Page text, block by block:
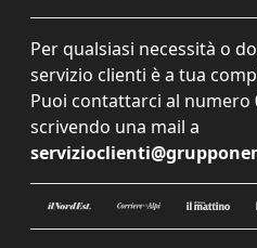
Per qualsiasi necessità o
servizio clienti è a tua
Puoi contattarci al numero
scrivendo una mail a